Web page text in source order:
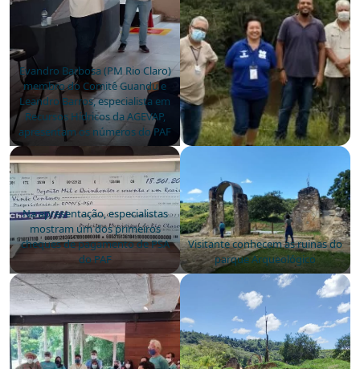
Evandro Barbosa (PM Rio Claro)
membro do Comitê Guandu e
Leandro Barros, especialista em
Recursos Hídricos da AGEVAP,
apresentam os números do PAF
Na apresentação, especialistas
mostram um dos primeiros
cheques de pagamento de PSA
do PAF
Visitante conhecem as ruinas do
parque Arqueológico